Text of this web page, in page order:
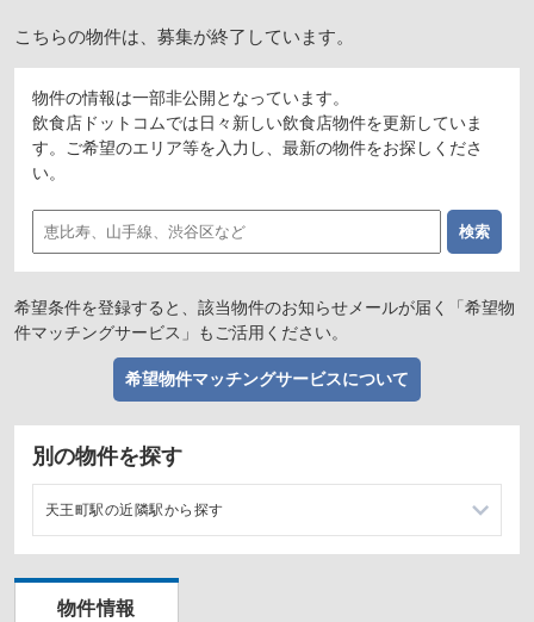
こちらの物件は、募集が終了しています。
物件の情報は一部非公開となっています。
飲食店ドットコムでは日々新しい飲食店物件を更新していま
す。ご希望のエリア等を入力し、最新の物件をお探しくださ
い。
希望条件を登録すると、該当物件のお知らせメールが届く「希望物
件マッチングサービス」もご活用ください。
希望物件マッチングサービスについて
別の物件を探す
天王町駅の近隣駅から探す
西横浜駅の店舗物件・貸店舗・テナント一覧
物件情報